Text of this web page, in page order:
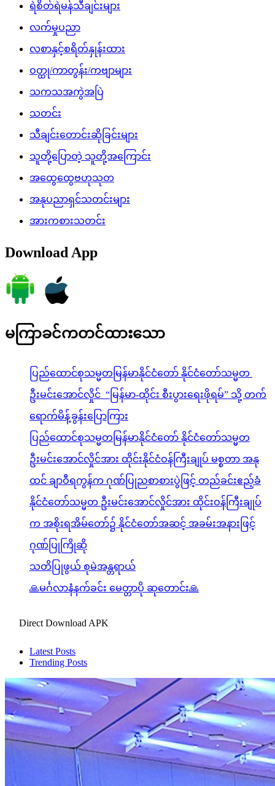
ဝတ္ထု/ကာတွန်း/ကဗျာများ
သကသအကွဲအပြဲ
သတင်း
သီချင်းတောင်းဆိုခြင်းများ
သူတို့ပြောတဲ့ သူတို့အကြောင်း
အထွေထွေဗဟုသုတ
အနုပညာရှင်သတင်းများ
အားကစားသတင်း
Download App
မကြာခင်ကတင်ထားသော
ဦးမင်းအောင်လှိုင် “မြန်မာ-ထိုင်း စီးပွားရေးဖိုရမ်” သို့ တက်
ပြည်ထောင်စုသမ္မတမြန်မာနိုင်ငံတော် နိုင်ငံတော်သမ္မတ
ဦးမင်းအောင်လှိုင်အား ထိုင်းနိုင်ငံဝန်ကြီးချုပ် မစ္စတာ အနု
ထင် ချာဝီရကွန်က ဂုဏ်ပြုညစာစားပွဲဖြင့် တည်ခင်းဧည့်ခံ
နိုင်ငံတော်သမ္မတ ဦးမင်းအောင်လှိုင်အား ထိုင်းဝန်ကြီးချုပ်
က အစိုးရအိမ်တော်၌ နိုင်ငံတော်အဆင့် အခမ်းအနားဖြင့်
ဂုဏ်ပြုကြိုဆို
သတိပြုဖွယ် စုမဲအန္တရာယ်
🙏မင်္ဂလာနံနက်ခင်း မေတ္တာပို ဆုတောင်း🙏
Direct Download APK
Latest Posts